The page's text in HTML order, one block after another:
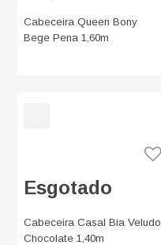
Cabeceira Queen Bony
Bege Pena 1,60m
Esgotado
Cabeceira Casal Bia Veludo
Chocolate 1,40m